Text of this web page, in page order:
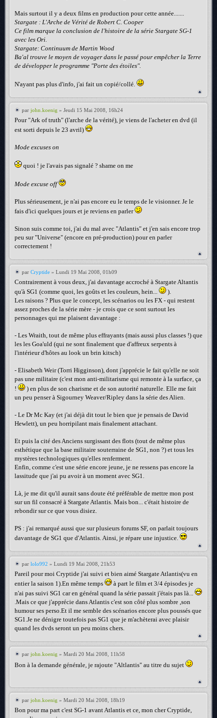
Mais surtout il y a deux films en production pour cette année.......
Stargate : L'Arche de Vérité de Robert C. Cooper
Ce film marque la conclusion de l'histoire de la série Stargate SG-1
avec les Ori.
Stargate: Continuum de Martin Wood
Ba'al trouve le moyen de voyager dans le passé pour empêcher la Terre
de développer le programme "Porte des étoiles".
N'ayant pas plus d'info, j'ai fait un copié/collé.
par john.koenig » Jeudi 15 Mai 2008, 16h24
Pour "Ark of truth" (l'arche de la vérité), je viens de l'acheter en dvd (il
est sorti depuis le 23 avril)
Mode excuses on
quoi ! je l'avais pas signalé ? shame on me
Mode excuse off
Plus sérieusement, je n'ai pas encore eu le temps de le visionner. Je le
fais d'ici quelques jours et je reviens en parler
Sinon suis comme toi, j'ai du mal avec "Atlantis" et j'en sais encore trop
peu sur "Universe" (encore en pré-production) pour en parler
correctement !
par Cryptide » Lundi 19 Mai 2008, 01h09
Contrairement à vous deux, j'ai davantage accroché à Stargate Altantis
qu'à SG1 (comme quoi, les goûts et les couleurs, hein...
).
Les raisons ? Plus que le concept, les scénarios ou les FX - qui restent
assez proches de la série mère - je crois que ce sont surtout les
personnages qui me plaisent davantage :
- Les Wraith, tout de même plus effrayants (mais aussi plus classes !) que
les les Goa'uld (qui ne sont finalement que d'affreux serpents à
l'intérieur d'hôtes au look un brin kitsch)
- Elisabeth Weir (Torri Higginson), dont j'apprécie le fait qu'elle ne soit
pas une militaire (c'est mon anti-militarisme qui remonte à la surface, ça
!
) en plus de son charisme et de son autorité naturelle. Elle me fait
un peu penser à Sigourney Weaver/Ripley dans la série des Alien.
- Le Dr Mc Kay (et j'ai déjà dit tout le bien que je pensais de David
Hewlett), un peu horripilant mais finalement attachant.
Et puis la cité des Anciens surgissant des flots (tout de même plus
esthétique que la base militaire souterraine de SG1, non ?) et tous les
mystères technologiques qu'elles renferment.
Enfin, comme c'est une série encore jeune, je ne ressens pas encore la
lassitude que j'ai pu avoir à un moment avec SG1.
Là, je me dit qu'il aurait sans doute été préférable de mettre mon post
sur un fil consacré à Stargate Atlantis. Mais bon... c'était histoire de
rebondir sur ce que vous disiez.
PS : j'ai remarqué aussi que sur plusieurs forums SF, on parlait toujours
davantage de SG1 que d'Atlantis. Ainsi, je répare une injustice.
par lolo992 » Lundi 19 Mai 2008, 21h53
Pareil pour moi Cryptide j'ai suivi et bien aimé Stargate Atlantis(vu en
entier la saison 1).En même temps
à part le film et 3/4 épisodes je
n'ai pas suivi SG1 car en général quand la série passait j'étais pas là...
.Mais ce que j'apprécie dans Atlantis c'est son côté plus sombre ,son
humour ses perso.Et il me semble des scénarios encore plus poussés que
SG1.Je ne dénigre toutefois pas SG1 que je m'achèterai avec plaisir
quand les dvds seront un peu moins chers.
par john.koenig » Mardi 20 Mai 2008, 11h58
Bon à la demande générale, je rajoute "Altlantis" au titre du sujet
par john.koenig » Mardi 20 Mai 2008, 18h19
Bon pour ma part c'est SG-1 avant Atlantis et ce, mon cher Cryptide,